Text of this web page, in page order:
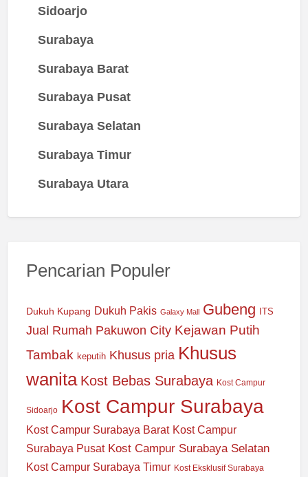
Sidoarjo
Surabaya
Surabaya Barat
Surabaya Pusat
Surabaya Selatan
Surabaya Timur
Surabaya Utara
Pencarian Populer
Dukuh Kupang Dukuh Pakis Galaxy Mall Gubeng ITS
Jual Rumah Pakuwon City Kejawan Putih
Tambak keputih Khusus pria Khusus
wanita Kost Bebas Surabaya Kost Campur
Sidoarjo Kost Campur Surabaya
Kost Campur Surabaya Barat Kost Campur
Surabaya Pusat Kost Campur Surabaya Selatan
Kost Campur Surabaya Timur Kost Eksklusif Surabaya